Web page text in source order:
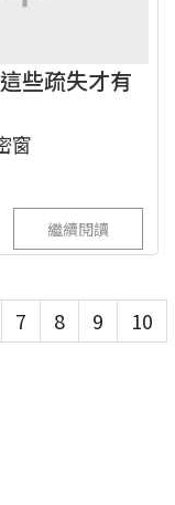
些疏失才有
窗
繼續閱讀
7 8 9
10